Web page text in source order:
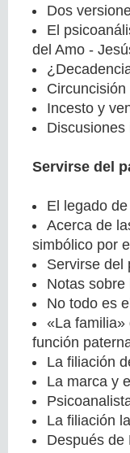
Dos
El
del Amo -
Incesto y
Servirse del
El legado
Acerca de
simbólico por
Servirse del
Notas
No todo es
«La familia»
función
La filiación
La marca y
La filiación
Después de